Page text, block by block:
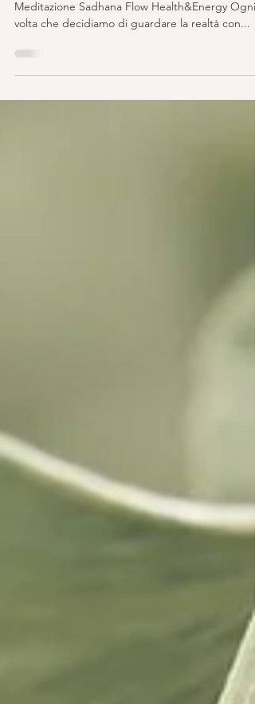
Sadhana Flow *GOOD VIBES*
Cambia i tuoi pensieri e cambierai la tua vita